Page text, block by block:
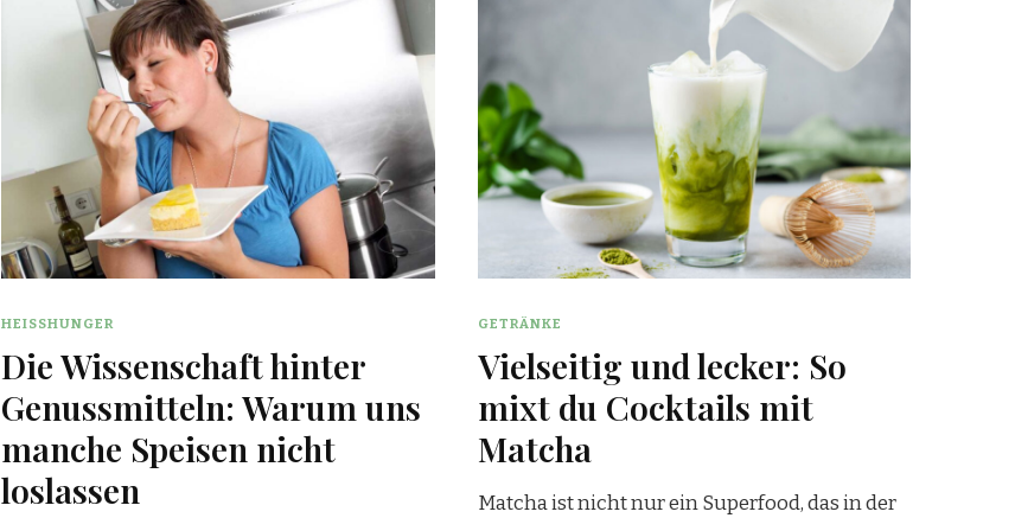
HEISSHUNGER
Die Wissenschaft hinter
Genussmitteln: Warum uns
manche Speisen nicht
loslassen
GETRÄNKE
Vielseitig und lecker: So
mixt du Cocktails mit
Matcha
Matcha ist nicht nur ein Superfood, das in der